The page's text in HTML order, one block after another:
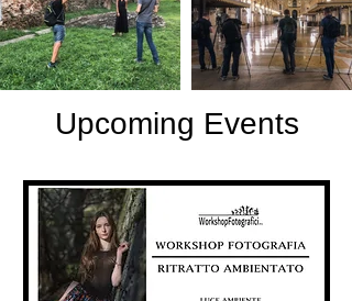
Upcoming Events